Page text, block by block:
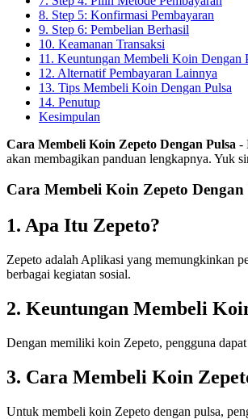
8. Step 5: Konfirmasi Pembayaran
9. Step 6: Pembelian Berhasil
10. Keamanan Transaksi
11. Keuntungan Membeli Koin Dengan
12. Alternatif Pembayaran Lainnya
13. Tips Membeli Koin Dengan Pulsa
14. Penutup
Kesimpulan
Cara Membeli Koin Zepeto Dengan Pulsa -
akan membagikan panduan lengkapnya. Yuk
Cara Membeli Koin Zepeto Dengan
1. Apa Itu Zepeto?
Zepeto adalah Aplikasi yang memungkinkan
berbagai kegiatan sosial.
2. Keuntungan Membeli
Dengan memiliki koin Zepeto, pengguna
3. Cara Membeli Koin
Untuk membeli koin Zepeto dengan pulsa,